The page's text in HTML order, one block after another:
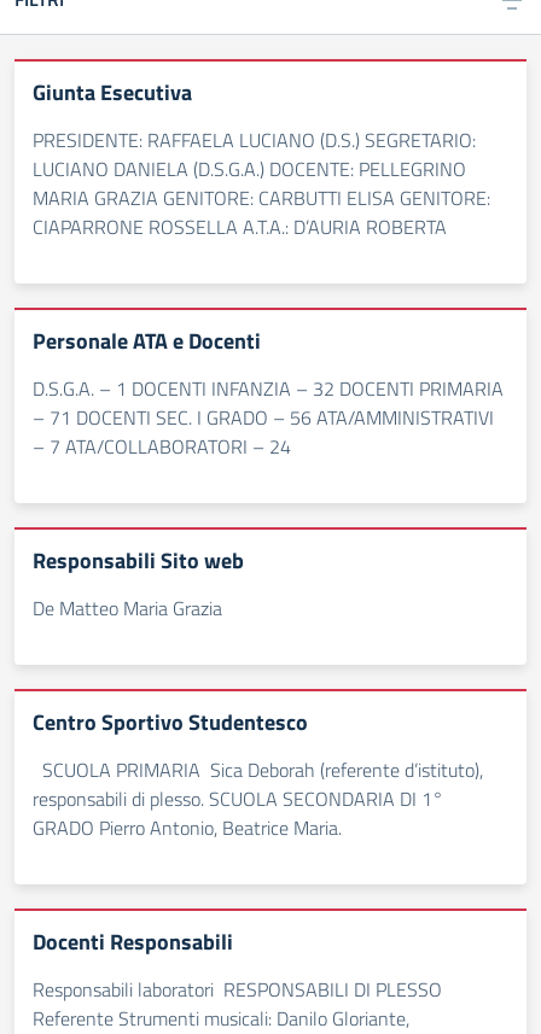
Giunta Esecutiva
PRESIDENTE: RAFFAELA LUCIANO (D.S.) SEGRETARIO:
LUCIANO DANIELA (D.S.G.A.) DOCENTE: PELLEGRINO
MARIA GRAZIA GENITORE: CARBUTTI ELISA GENITORE:
CIAPARRONE ROSSELLA A.T.A.: D’AURIA ROBERTA
Personale ATA e Docenti
D.S.G.A. – 1 DOCENTI INFANZIA – 32 DOCENTI PRIMARIA
– 71 DOCENTI SEC. I GRADO – 56 ATA/AMMINISTRATIVI
– 7 ATA/COLLABORATORI – 24
Responsabili Sito web
De Matteo Maria Grazia
Centro Sportivo Studentesco
SCUOLA PRIMARIA Sica Deborah (referente d’istituto),
responsabili di plesso. SCUOLA SECONDARIA DI 1°
GRADO Pierro Antonio, Beatrice Maria.
Docenti Responsabili
Responsabili laboratori RESPONSABILI DI PLESSO
Referente Strumenti musicali: Danilo Gloriante,